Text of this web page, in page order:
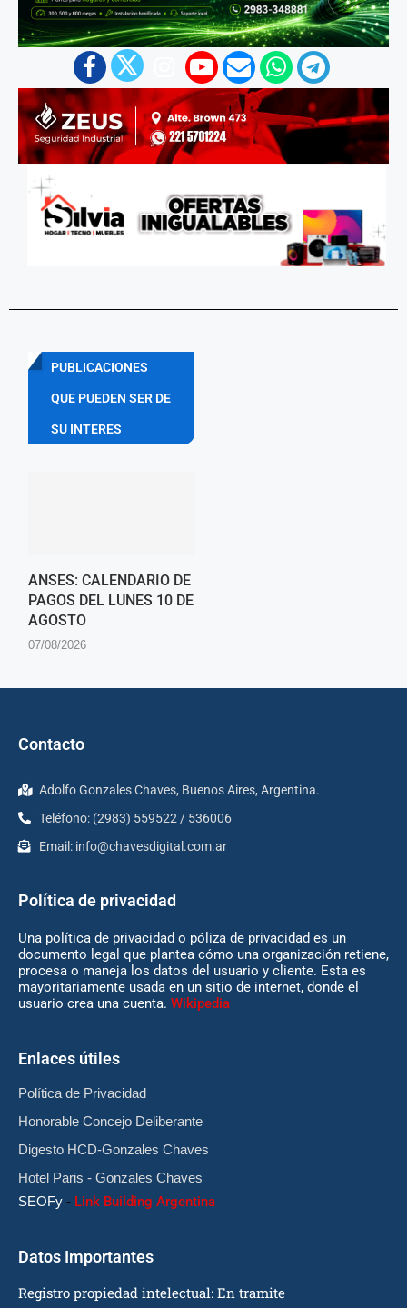
PUBLICACIONES
QUE PUEDEN SER DE
SU INTERES
ANSES: CALENDARIO DE
PAGOS DEL LUNES 10 DE
AGOSTO
07/08/2026
Contacto
Adolfo Gonzales Chaves, Buenos Aires, Argentina.
Teléfono: (2983) 559522 / 536006
Email: info@chavesdigital.com.ar
Política de privacidad
Una política de privacidad o póliza de privacidad es un
documento legal que plantea cómo una organización retiene,
procesa o maneja los datos del usuario y cliente. Esta es
mayoritariamente usada en un sitio de internet, donde el
usuario crea una cuenta. Wikipedia
Enlaces útiles
Política de Privacidad
Honorable Concejo Deliberante
Digesto HCD-Gonzales Chaves
Hotel Paris - Gonzales Chaves
SEOFy - Link Building Argentina
Datos Importantes
Registro propiedad intelectual: En tramite